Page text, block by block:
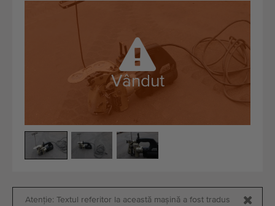
Echipamente de calitate
Livrare în întreaga lume
Din 1977
Vândut
Atenție: Textul referitor la această mașină a fost tradus